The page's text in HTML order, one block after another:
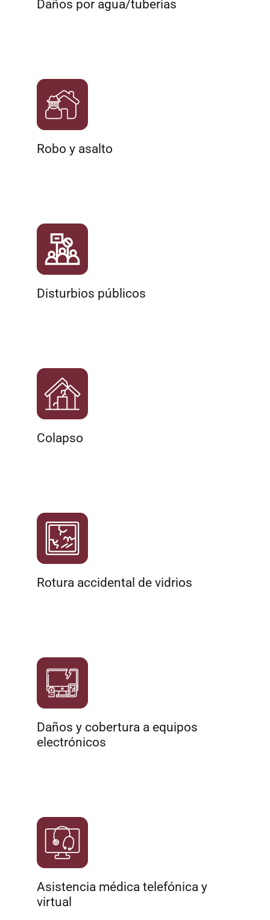
Daños por agua/tuberías
Robo y asalto
Disturbios públicos
Colapso
Rotura accidental de vidrios
Daños y cobertura a equipos
electrónicos
Asistencia médica telefónica y
virtual